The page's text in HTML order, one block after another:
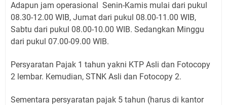
Adapun jam operasional Senin-Kamis mulai dari pukul
08.30-12.00 WIB, Jumat dari pukul 08.00-11.00 WIB,
Sabtu dari pukul 08.00-10.00 WIB. Sedangkan Minggu
dari pukul 07.00-09.00 WIB.
Persyaratan Pajak 1 tahun yakni KTP Asli dan Fotocopy
2 lembar. Kemudian, STNK Asli dan Fotocopy 2.
Sementara persyaratan pajak 5 tahun (harus di kantor